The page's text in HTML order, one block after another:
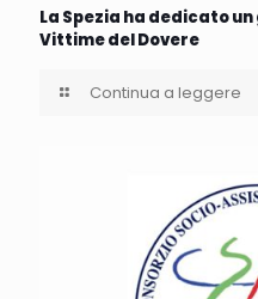
La Spezia ha dedicato
Vittime del Dovere
Continua a leggere